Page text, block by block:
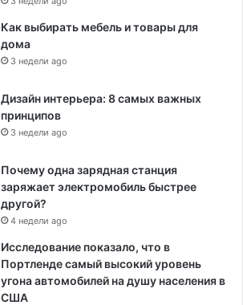
Как выбирать мебель и товары для
дома
3 недели ago
Дизайн интерьера: 8 самых важных
принципов
3 недели ago
Почему одна зарядная станция
заряжает электромобиль быстрее
другой?
4 недели ago
Исследование показало, что в
Портленде самый высокий уровень
угона автомобилей на душу населения в
США